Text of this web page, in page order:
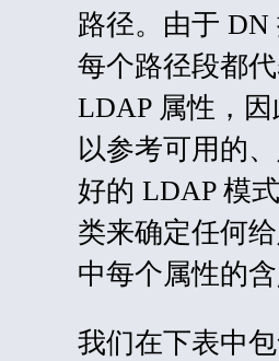
路径。由于 DN
每个路径段都
LDAP 属性，
以参考可用的
好的 LDAP 模
类来确定任何
中每个属性的含
我们在下表中